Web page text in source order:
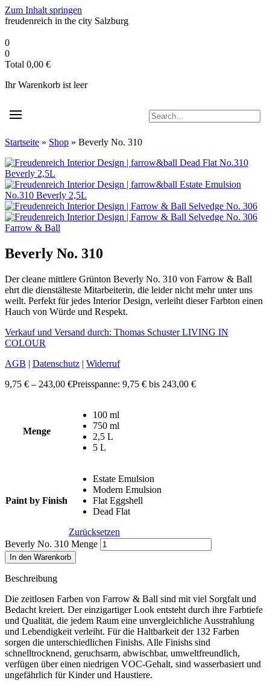
Zum Inhalt springen
freudenreich in the city Salzburg
0
0
Total 0,00 €
Ihr Warenkorb ist leer
Startseite » Shop » Beverly No. 310
Farrow & Ball
Beverly No. 310
Der cleane mittlere Grünton Beverly No. 310 von Farrow & Ball
ehrt die dienstälteste Mitarbeiterin, die leider nicht mehr unter uns
weilt. Perfekt für jedes Interior Design, verleiht dieser Farbton einen
Hauch von Würde und Respekt.
Verkauf und Versand durch: Thomas Schuster LIVING IN
COLOUR
AGB | Datenschutz | Widerruf
9,75 € – 243,00 €Preisspanne: 9,75 € bis 243,00 €
Menge
100 ml
750 ml
2,5 L
5 L
Paint by Finish
Estate Emulsion
Modern Emulsion
Flat Eggshell
Dead Flat
Zurücksetzen
Beverly No. 310 Menge
In den Warenkorb
Beschreibung
Die zeitlosen Farben von Farrow & Ball sind mit viel Sorgfalt und
Bedacht kreiert. Der einzigartiger Look entsteht durch ihre Farbtiefe
und Qualität, die jedem Raum eine unvergleichliche Ausstrahlung
und Lebendigkeit verleiht. Für die Haltbarkeit der 132 Farben
sorgen die unterschiedlichen Finishs. Alle Finishs sind
schnelltrocknend, geruchsarm, abwischbar, umweltfreundlich,
verfügen über einen niedrigen VOC-Gehalt, sind wasserbasiert und
ungefährlich für Kinder und Haustiere.